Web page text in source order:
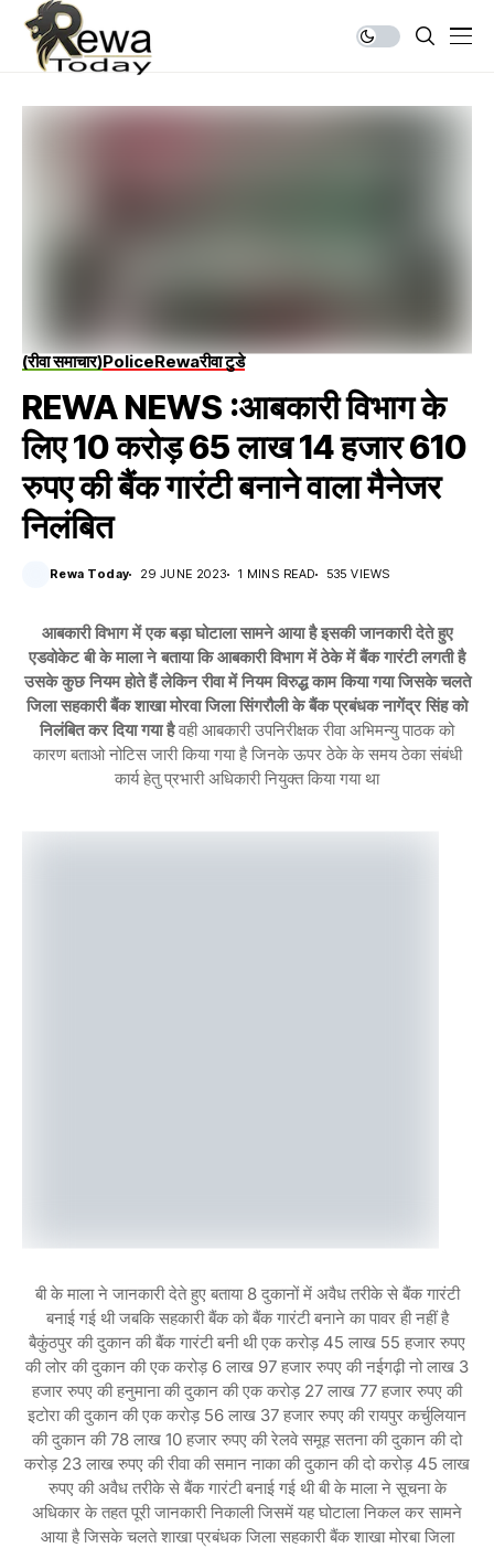
(रीवा समाचार)PoliceRewaरीवा टुडे
REWA NEWS :आबकारी विभाग के
लिए 10 करोड़ 65 लाख 14 हजार 610
रुपए की बैंक गारंटी बनाने वाला मैनेजर
निलंबित
Rewa Today 29 JUNE 2023 1 MINS READ 535 VIEWS
आबकारी विभाग में एक बड़ा घोटाला सामने आया है इसकी जानकारी देते हुए
एडवोकेट बी के माला ने बताया कि आबकारी विभाग में ठेके में बैंक गारंटी लगती है
उसके कुछ नियम होते हैं लेकिन रीवा में नियम विरुद्ध काम किया गया जिसके चलते
जिला सहकारी बैंक शाखा मोरवा जिला सिंगरौली के बैंक प्रबंधक नागेंद्र सिंह को
निलंबित कर दिया गया हैवही आबकारी उपनिरीक्षक रीवा अभिमन्यु पाठक को
कारण बताओ नोटिस जारी किया गया है जिनके ऊपर ठेके के समय ठेका संबंधी
कार्य हेतु प्रभारी अधिकारी नियुक्त किया गया था
बी के माला ने जानकारी देते हुए बताया 8 दुकानों में अवैध तरीके से बैंक गारंटी
बनाई गई थी जबकि सहकारी बैंक को बैंक गारंटी बनाने का पावर ही नहीं है
बैकुंठपुर की दुकान की बैंक गारंटी बनी थी एक करोड़ 45 लाख 55 हजार रुपए
की लोर की दुकान की एक करोड़ 6 लाख 97 हजार रुपए की नईगढ़ी नो लाख 3
हजार रुपए की हनुमाना की दुकान की एक करोड़ 27 लाख 77 हजार रुपए की
इटोरा की दुकान की एक करोड़ 56 लाख 37 हजार रुपए की रायपुर कर्चुलियान
की दुकान की 78 लाख 10 हजार रुपए की रेलवे समूह सतना की दुकान की दो
करोड़ 23 लाख रुपए की रीवा की समान नाका की दुकान की दो करोड़ 45 लाख
रुपए की अवैध तरीके से बैंक गारंटी बनाई गई थी बी के माला ने सूचना के
अधिकार के तहत पूरी जानकारी निकाली जिसमें यह घोटाला निकल कर सामने
आया है जिसके चलते शाखा प्रबंधक जिला सहकारी बैंक शाखा मोरबा जिला